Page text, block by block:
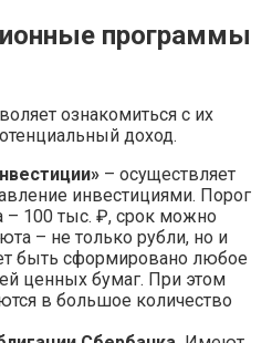
программы
ознакомиться с их
доход.
– осуществляет
инвестициями. Порог
– 100 тыс. ₽, срок можно
– не только рубли, но и
быть сформировано любое
ценных бумаг. При этом
в большое количество